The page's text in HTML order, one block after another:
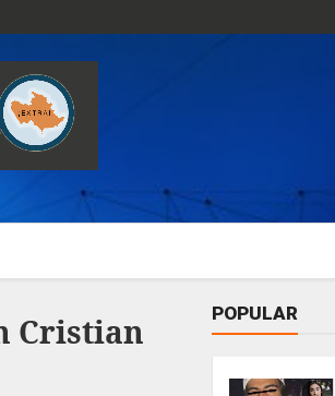
Cristian
POPULAR